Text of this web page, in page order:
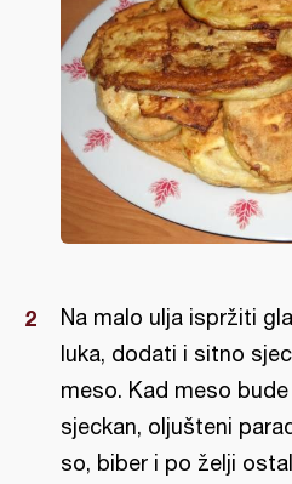
Na malo ulja ispržiti
luka, dodati i sitno
meso. Kad meso
sjeckan, oljušteni
so, biber i po želji